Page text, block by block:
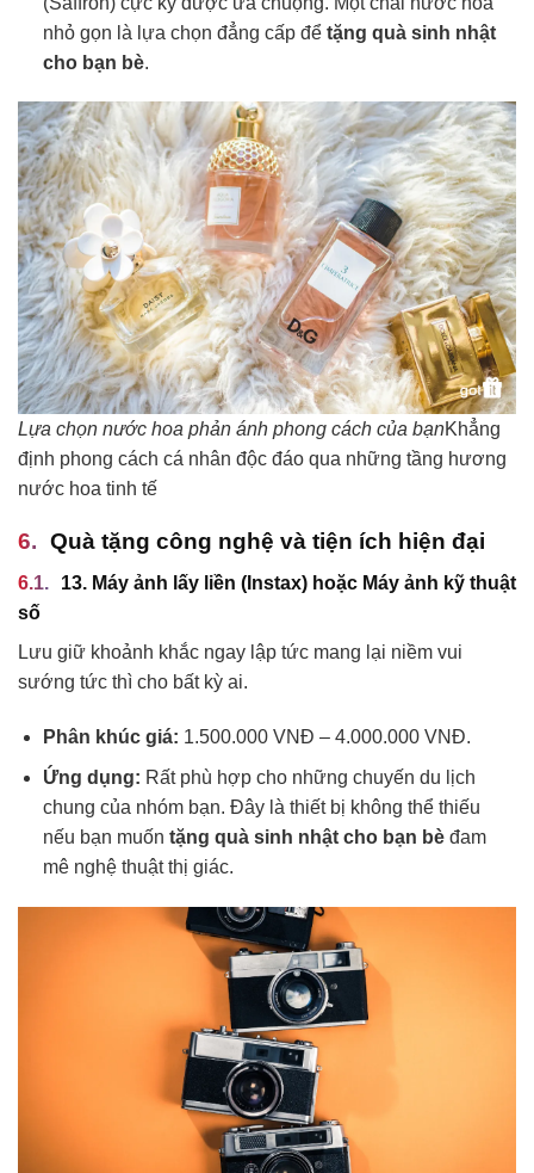
nhỏ gọn là lựa chọn đẳng cấp để tặng quà sinh nhật
cho bạn bè.
Lựa chọn nước hoa phản ánh phong cách của bạnKhẳng
định phong cách cá nhân độc đáo qua những tầng hương
nước hoa tinh tế
Quà tặng công nghệ và tiện ích hiện đại
13. Máy ảnh lấy liền (Instax) hoặc Máy ảnh kỹ thuật
số
Lưu giữ khoảnh khắc ngay lập tức mang lại niềm vui
sướng tức thì cho bất kỳ ai.
Phân khúc giá: 1.500.000 VNĐ – 4.000.000 VNĐ.
Ứng dụng: Rất phù hợp cho những chuyến du lịch
chung của nhóm bạn. Đây là thiết bị không thể thiếu
nếu bạn muốn tặng quà sinh nhật cho bạn bèđam
mê nghệ thuật thị giác.